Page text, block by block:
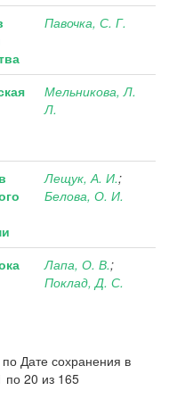
Павочка, С. Г.
Мельникова, Л.
Л.
Лещук, А. И.;
Белова, О. И.
Лапа, О. В.;
Поклад, Д. С.
Дате сохранения в
20 из 165